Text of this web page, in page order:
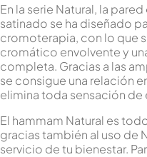
En la serie Natural, la
satinado se ha diseñado
cromoterapia, con lo que
cromático envolvente y
completa. Gracias a las
se consigue una relación
elimina toda sensación
El hammam Natural es
gracias también al uso de
servicio de tu bienestar.